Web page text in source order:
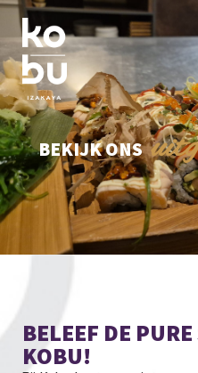
BEKIJK ONS
BELEEF DE
KOBU!